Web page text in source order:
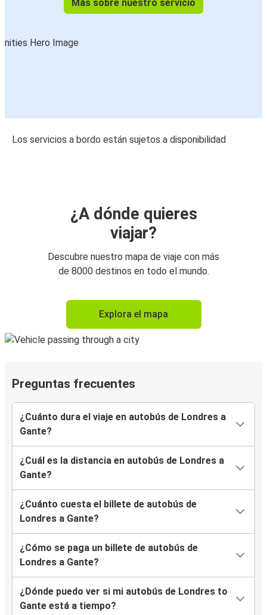
Más sobre nuestro servicio
Los servicios a bordo están sujetos a disponibilidad
¿A dónde quieres
viajar?
Descubre nuestro mapa de viaje con más
de 8000 destinos en todo el mundo.
Explora el mapa
Preguntas frecuentes
¿Cuánto dura el viaje en autobús de Londres a
Gante?
¿Cuál es la distancia en autobús de Londres a
Gante?
¿Cuánto cuesta el billete de autobús de
Londres a Gante?
¿Cómo se paga un billete de autobús de
Londres a Gante?
¿Dónde puedo ver si mi autobús de Londres to
Gante está a tiempo?